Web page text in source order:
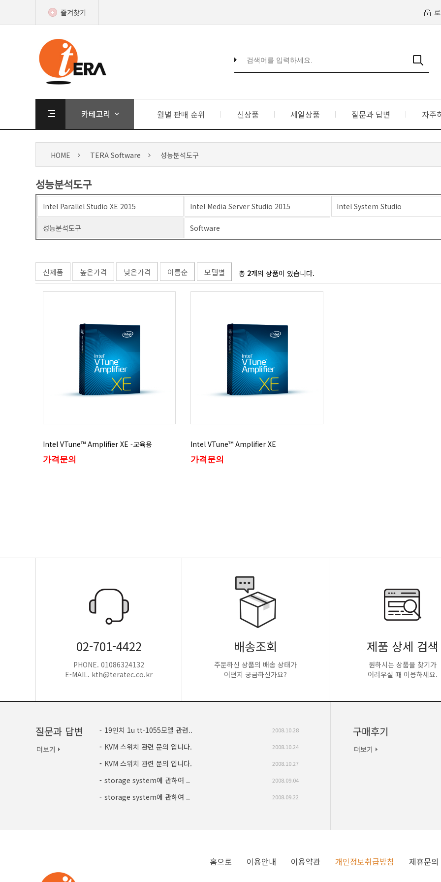
즐겨찾기
월별 판매 순위 신상품 세일상품 질문과 답변 자주
HOME TERA Software 성능분석도구
성능분석도구
Intel Parallel Studio XE 2015 Intel Media Server Studio 2015 Intel System Studio
성능분석도구 Software
신제품 높은가격 낮은가격 이름순 모델별 총 2개의 상품이 있습니다.
Intel VTune™ Amplifier XE -교육용
가격문의
Intel VTune™ Amplifier XE
가격문의
02-701-4422
PHONE. 01086324132
E-MAIL. kth@teratec.co.kr
배송조회
주문하신 상품의 배송 상태가
어떤지 궁금하신가요?
제품 상세 검색
원하시는 상품을 찾기가
어려우실 때 이용하세요.
질문과 답변 - 19인치 1u tt-1055모델 관련.. 2008.10.28
- KVM 스위치 관련 문의 입니다. 2008.10.24
- KVM 스위치 관련 문의 입니다. 2008.10.27
- storage system에 관하여 .. 2008.09.04
- storage system에 관하여 .. 2008.09.22
구매후기
홈으로 이용안내 이용약관 개인정보취급방침 제휴문의